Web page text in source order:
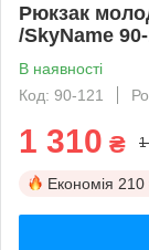
Рюкзак
/SkyName
В наявності
Код: 90-121
1 310 ₴ 1
Економія 210